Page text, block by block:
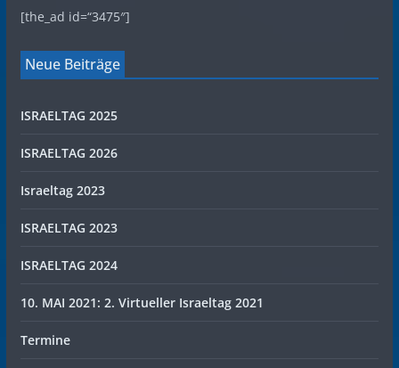
[the_ad id=“3475″]
Neue Beiträge
ISRAELTAG 2025
ISRAELTAG 2026
Israeltag 2023
ISRAELTAG 2023
ISRAELTAG 2024
10. MAI 2021: 2. Virtueller Israeltag 2021
Termine